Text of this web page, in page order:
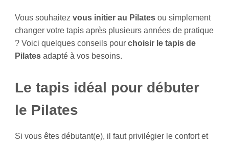
Vous souhaitezvous initier au Pilates ou simplement
changer votre tapis après plusieurs années de pratique
? Voici quelques conseils pourchoisir le tapis de
Pilates adapté à vos besoins.
Le tapis idéal pour débuter
le Pilates
Si vous êtes débutant(e), il faut privilégier le confort et